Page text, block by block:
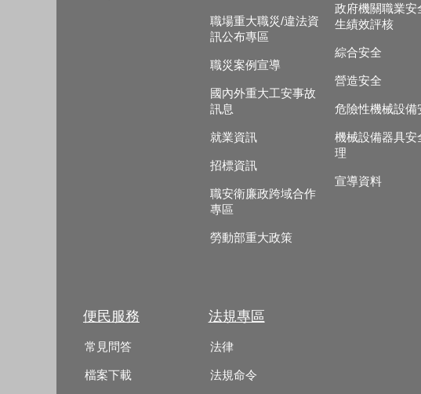
職場重大職災/違法資
訊公布專區
職災案例宣導
國內外重大工安事故
訊息
就業資訊
招標資訊
職安衛廉政跨域合作
專區
勞動部重大政策
政府機關職業安
生績效評核
綜合安全
營造安全
危險性機械設備
機械設備器具安
理
宣導資料
便民服務
常見問答
檔案下載
法規專區
法律
法規命令